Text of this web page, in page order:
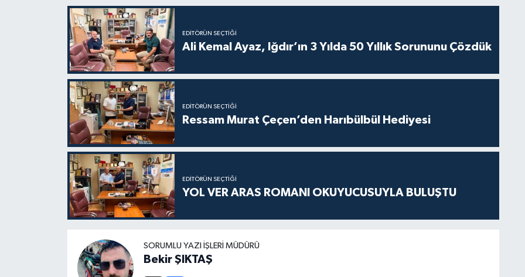
EDITÖRÜN SEÇTIĞI
Ali Kemal Ayaz, Iğdır’ın 3 Yılda 50 Yıllık Sorununu Çözdük
EDITÖRÜN SEÇTIĞI
Ressam Murat Çeçen’den Harıbülbül Hediyesi
EDITÖRÜN SEÇTIĞI
YOL VER ARAS ROMANI OKUYUCUSUYLA BULUŞTU
SORUMLU YAZI İŞLERI MÜDÜRÜ
Bekir ŞIKTAŞ